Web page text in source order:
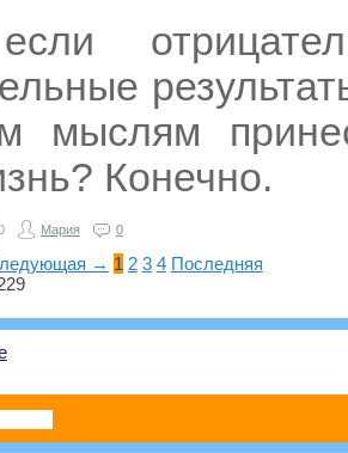
мыслям
Конечно.
Мария 0
→ 1 2 3 4 Последняя